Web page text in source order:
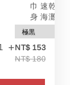
+
巾 速乾 吸
身 海灘
NT$ 153
NT$ 180